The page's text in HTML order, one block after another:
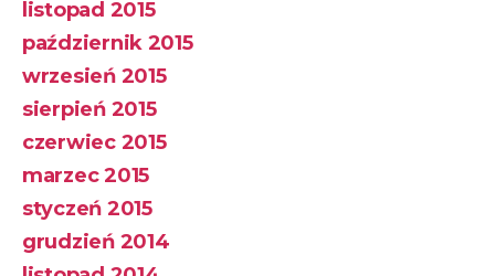
listopad 2015
październik 2015
wrzesień 2015
sierpień 2015
czerwiec 2015
marzec 2015
styczeń 2015
grudzień 2014